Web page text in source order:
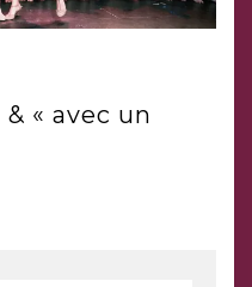
« avec un